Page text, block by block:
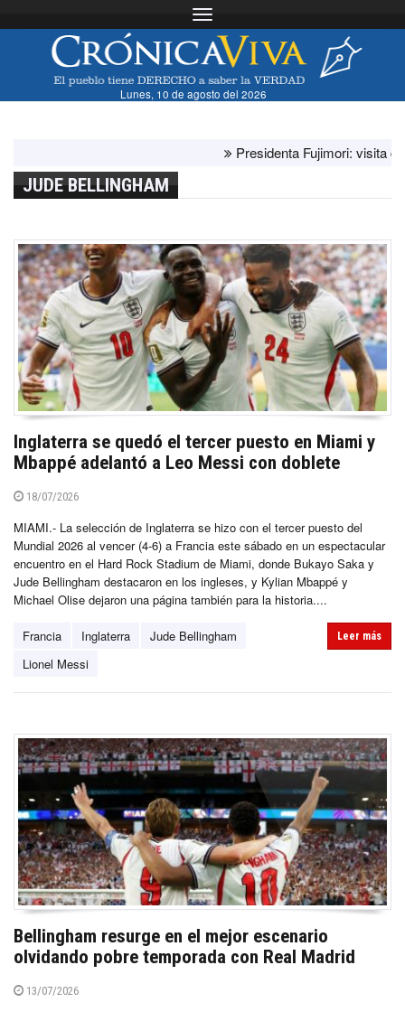
Toggle navigation
Lunes, 10 de agosto del 2026
Presidenta Fujimori: visita del
JUDE BELLINGHAM
Inglaterra se quedó el tercer puesto en Miami y
Mbappé adelantó a Leo Messi con doblete
18/07/2026
MIAMI.- La selección de Inglaterra se hizo con el tercer puesto del
Mundial 2026 al vencer (4-6) a Francia este sábado en un espectacular
encuentro en el Hard Rock Stadium de Miami, donde Bukayo Saka y
Jude Bellingham destacaron en los ingleses, y Kylian Mbappé y
Michael Olise dejaron una página también para la historia....
Francia Inglaterra
Jude Bellingham
Lionel Messi
Leer más
Bellingham resurge en el mejor escenario
olvidando pobre temporada con Real Madrid
13/07/2026